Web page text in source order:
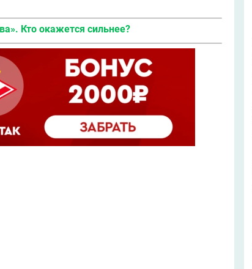
Кто окажется сильнее?